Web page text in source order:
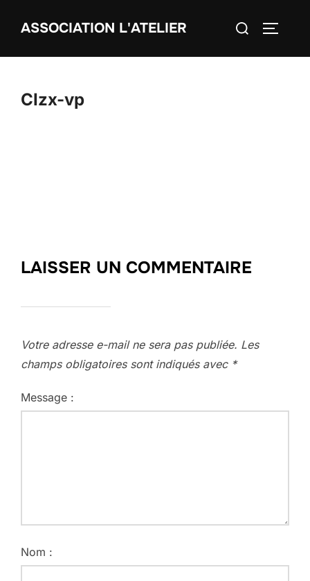
ASSOCIATION L'ATELIER Rechercher :
CIzx-vp
LAISSER UN COMMENTAIRE
Votre adresse e-mail ne sera pas publiée. Les
champs obligatoires sont indiqués avec *
Message :
Nom :